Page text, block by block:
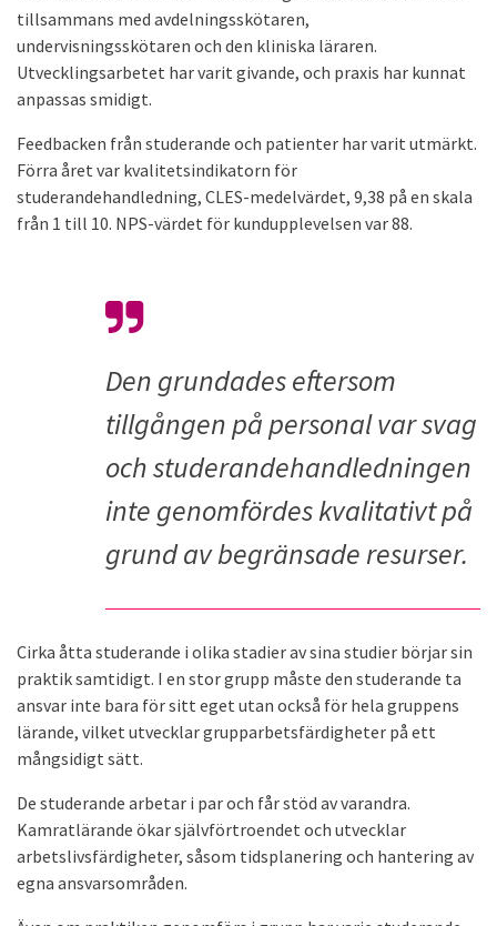
tillsammans med avdelningsskötaren,
undervisningsskötaren och den kliniska läraren.
Utvecklingsarbetet har varit givande, och praxis har kunnat
anpassas smidigt.
Feedbacken från studerande och patienter har varit utmärkt.
Förra året var kvalitetsindikatorn för
studerandehandledning, CLES-medelvärdet, 9,38 på en skala
från 1 till 10. NPS-värdet för kundupplevelsen var 88.
Den grundades eftersom
tillgången på personal var svag
och studerandehandledningen
inte genomfördes kvalitativt på
grund av begränsade resurser.
Cirka åtta studerande i olika stadier av sina studier börjar sin
praktik samtidigt. I en stor grupp måste den studerande ta
ansvar inte bara för sitt eget utan också för hela gruppens
lärande, vilket utvecklar grupparbetsfärdigheter på ett
mångsidigt sätt.
De studerande arbetar i par och får stöd av varandra.
Kamratlärande ökar självförtroendet och utvecklar
arbetslivsfärdigheter, såsom tidsplanering och hantering av
egna ansvarsområden.